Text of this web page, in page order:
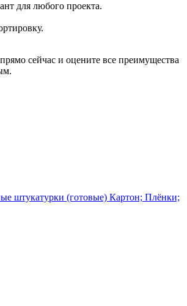
для любого проекта.
сейчас и оцените все преимущества
штукатурки (готовые) Картон; Плёнки;